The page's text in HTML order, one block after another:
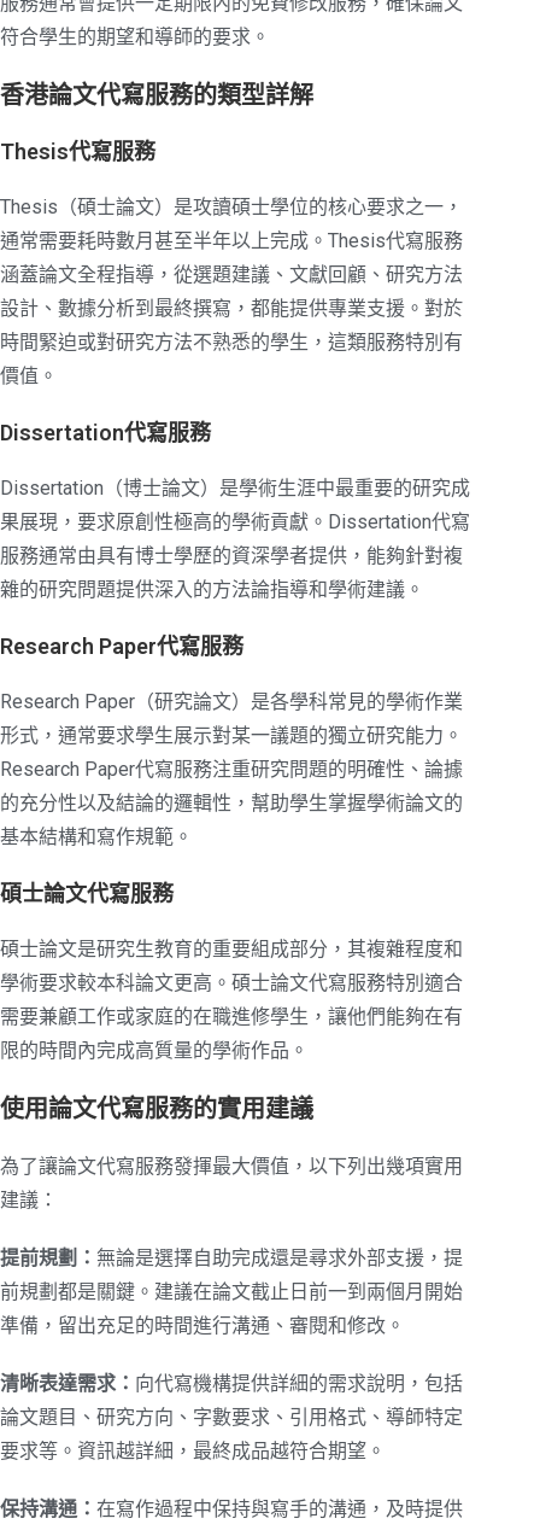
符合學生的期望和導師的要求。
香港論文代寫服務的類型詳解
Thesis代寫服務
Thesis（碩士論文）是攻讀碩士學位的核心要求之一，
通常需要耗時數月甚至半年以上完成。Thesis代寫服務
涵蓋論文全程指導，從選題建議、文獻回顧、研究方法
設計、數據分析到最終撰寫，都能提供專業支援。對於
時間緊迫或對研究方法不熟悉的學生，這類服務特別有
價值。
Dissertation代寫服務
Dissertation（博士論文）是學術生涯中最重要的研究成
果展現，要求原創性極高的學術貢獻。Dissertation代寫
服務通常由具有博士學歷的資深學者提供，能夠針對複
雜的研究問題提供深入的方法論指導和學術建議。
Research Paper代寫服務
Research Paper（研究論文）是各學科常見的學術作業
形式，通常要求學生展示對某一議題的獨立研究能力。
Research Paper代寫服務注重研究問題的明確性、論據
的充分性以及結論的邏輯性，幫助學生掌握學術論文的
基本結構和寫作規範。
碩士論文代寫服務
碩士論文是研究生教育的重要組成部分，其複雜程度和
學術要求較本科論文更高。碩士論文代寫服務特別適合
需要兼顧工作或家庭的在職進修學生，讓他們能夠在有
限的時間內完成高質量的學術作品。
使用論文代寫服務的實用建議
為了讓論文代寫服務發揮最大價值，以下列出幾項實用
建議：
提前規劃： 無論是選擇自助完成還是尋求外部支援，提
前規劃都是關鍵。建議在論文截止日前一到兩個月開始
準備，留出充足的時間進行溝通、審閱和修改。
清晰表達需求： 向代寫機構提供詳細的需求說明，包括
論文題目、研究方向、字數要求、引用格式、導師特定
要求等。資訊越詳細，最終成品越符合期望。
保持溝通： 在寫作過程中保持與寫手的溝通，及時提供